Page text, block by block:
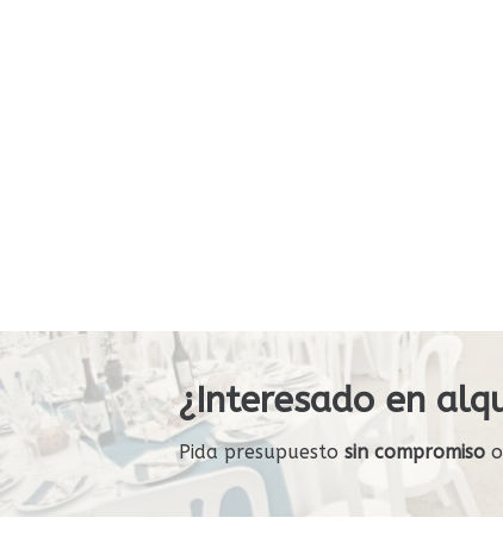
¿Interesado en
Pida presupuesto sin compromiso